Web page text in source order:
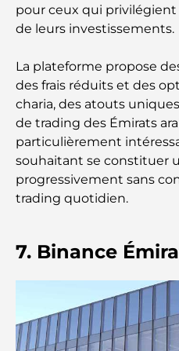
Activités à faire avec
Les meilleurs
Dubaï pour une
Lieux romantiques à
inoubliables
Les meilleures options
Meilleurs restaurants
Les marques de
monde
pour ceux qui
de leurs investissements.
La plateforme propose
des frais réduits et des
charia, des atouts
de trading des Émirats
particulièrement
souhaitant se constituer
progressivement sans
trading quotidien.
7. Binance